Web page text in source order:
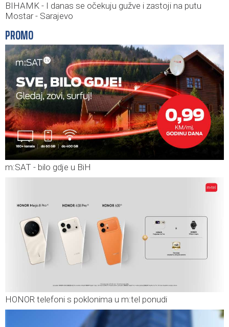
BIHAMK - I danas se očekuju gužve i zastoji na putu
Mostar - Sarajevo
PROMO
m:SAT - bilo gdje u BiH
HONOR telefoni s poklonima u m:tel ponudi